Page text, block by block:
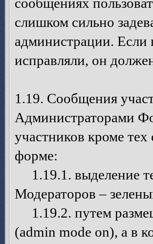
слишком сильно
администрации. Если
исправляли, он
1.19. Сообщения
Администраторами
участников кроме
форме:
1.19.1. выделение
Модераторов –
1.19.2. путем
(admin mode on), а в